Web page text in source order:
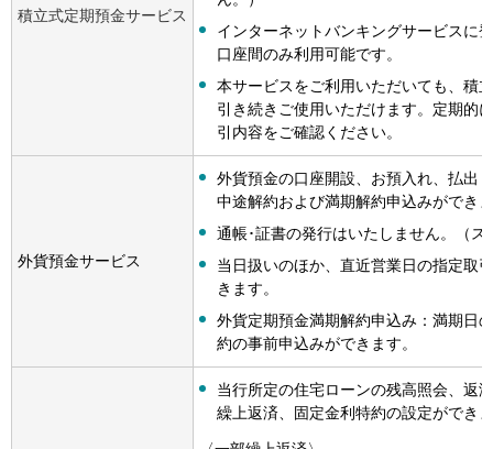
積立式定期預金サービス
インターネットバンキングサービスに
口座間のみ利用可能です。
本サービスをご利用いただいても、積
引き続きご使用いただけます。定期的
引内容をご確認ください。
外貨預金サービス
外貨預金の口座開設、お預入れ、払出
中途解約および満期解約申込みができ
通帳･証書の発行はいたしません。（ス
当日扱いのほか、直近営業日の指定取
きます。
外貨定期預金満期解約申込み：満期日
約の事前申込みができます。
当行所定の住宅ローンの残高照会、返
繰上返済、固定金利特約の設定ができ